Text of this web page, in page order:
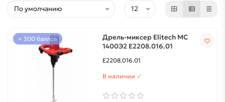
+ 300 баллов
Дрель-миксер Elitech МС
1400Э2 E2208.016.01
E2208.016.01
В наличии ✓